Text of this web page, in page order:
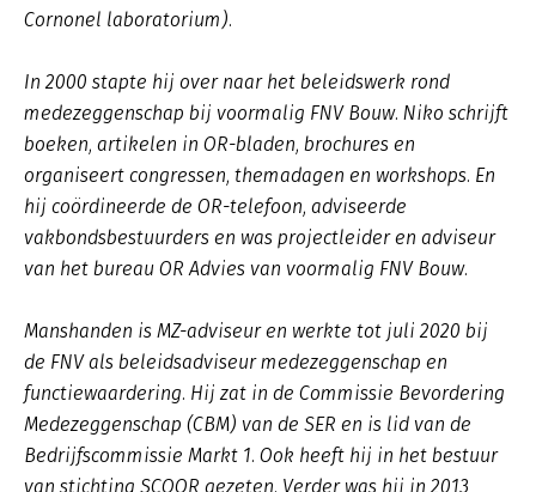
Cornonel laboratorium).
In 2000 stapte hij over naar het beleidswerk rond
medezeggenschap bij voormalig FNV Bouw. Niko schrijft
boeken, artikelen in OR-bladen, brochures en
organiseert congressen, themadagen en workshops. En
hij coördineerde de OR-telefoon, adviseerde
vakbondsbestuurders en was projectleider en adviseur
van het bureau OR Advies van voormalig FNV Bouw.
Manshanden is MZ-adviseur en werkte tot juli 2020 bij
de FNV als beleidsadviseur medezeggenschap en
functiewaardering. Hij zat in de Commissie Bevordering
Medezeggenschap (CBM) van de SER en is lid van de
Bedrijfscommissie Markt 1. Ook heeft hij in het bestuur
van stichting SCOOR gezeten. Verder was hij in 2013